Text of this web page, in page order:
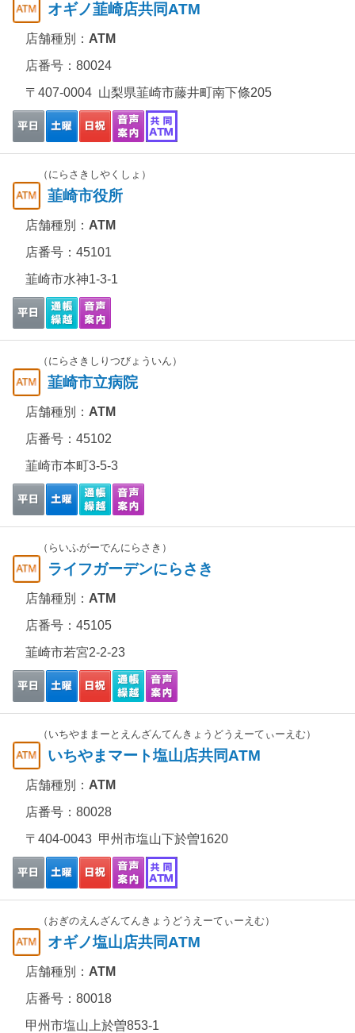
オギノ韮崎店共同ATM
店舗種別： ATM
店番号：80024
〒407-0004 山梨県韮崎市藤井町南下條205
（にらさきしやくしょ）
韮崎市役所
店舗種別： ATM
店番号：45101
韮崎市水神1-3-1
（にらさきしりつびょういん）
韮崎市立病院
店舗種別： ATM
店番号：45102
韮崎市本町3-5-3
（らいふがーでんにらさき）
ライフガーデンにらさき
店舗種別： ATM
店番号：45105
韮崎市若宮2-2-23
（いちやままーとえんざんてんきょうどうえーてぃーえむ）
いちやまマート塩山店共同ATM
店舗種別： ATM
店番号：80028
〒404-0043 甲州市塩山下於曽1620
（おぎのえんざんてんきょうどうえーてぃーえむ）
オギノ塩山店共同ATM
店舗種別： ATM
店番号：80018
甲州市塩山上於曽853-1